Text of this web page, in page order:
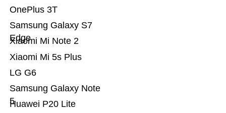
Huawei P20 Lite
Samsung Galaxy Note
5
LG G6
Xiaomi Mi 5s Plus
Xiaomi Mi Note 2
Samsung Galaxy S7
Edge
OnePlus 3T